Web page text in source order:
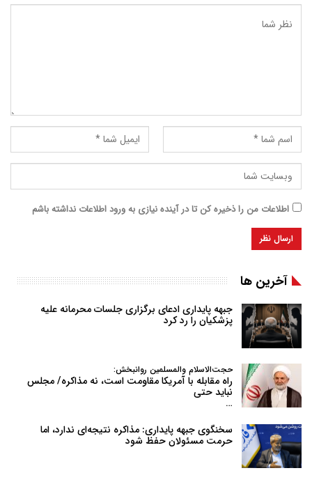
اطلاعات من را ذخیره کن تا در آینده نیازی به ورود اطلاعات نداشته باشم
آخرین ها
جبهه پایداری ادعای برگزاری جلسات محرمانه علیه
پزشکیان را رد کرد
حجت‌الاسلام والمسلمین روانبخش:
راه مقابله با آمریکا مقاومت است، نه مذاکره/ مجلس
نباید حتی
…
سخنگوی جبهه پایداری: مذاکره نتیجه‌ای ندارد، اما
حرمت مسئولان حفظ شود